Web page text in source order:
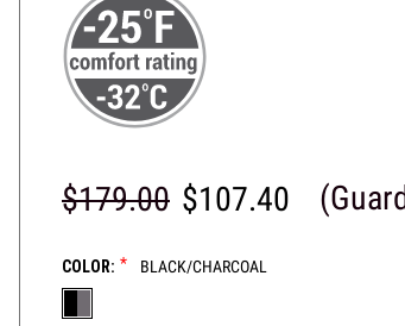
$179.00 $107.40
COLOR: * BLACK/CHARCOAL